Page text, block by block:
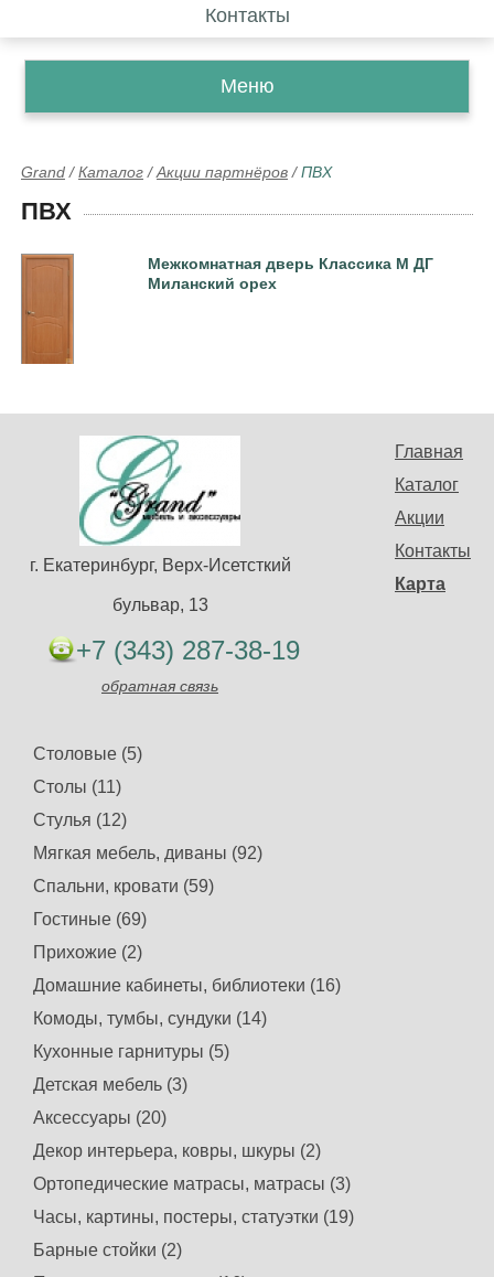
Контакты
Меню
Grand /Каталог /Акции партнёров /ПВХ
ПВХ
Межкомнатная дверь Классика М ДГ
Миланский орех
Главная
Каталог
Акции
Контакты
Карта
г. Екатеринбург, Верх-Исетсткий
бульвар, 13
+7 (343) 287-38-19
обратная связь
Столовые (5)
Столы (11)
Стулья (12)
Мягкая мебель, диваны (92)
Спальни, кровати (59)
Гостиные (69)
Прихожие (2)
Домашние кабинеты, библиотеки (16)
Комоды, тумбы, сундуки (14)
Кухонные гарнитуры (5)
Детская мебель (3)
Аксессуары (20)
Декор интерьера, ковры, шкуры (2)
Ортопедические матрасы, матрасы (3)
Часы, картины, постеры, статуэтки (19)
Барные стойки (2)